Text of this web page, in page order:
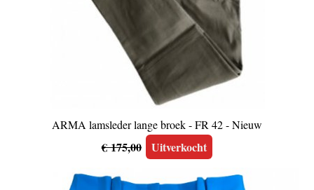
ARMA lamsleder lange broek - FR 42 - Nieuw
€ 175,00 Uitverkocht